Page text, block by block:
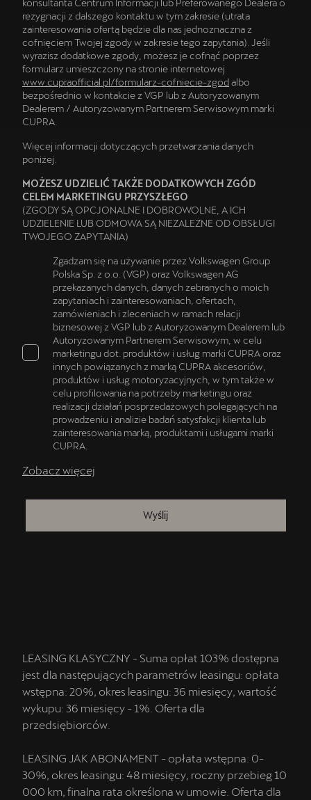
rezygnacji z dalszego kontaktu w tym zakresie (utrata
zainteresowania ofertą będzie dla nas jednoznaczna z
cofnięciem Twojej zgody w zakresie tego zapytania). Jeśli
wyrazisz dodatkowe zgody, możesz je cofnąć poprzez
formularz umieszczony na stronie internetowej
www.cupraofficial.pl/formularz-cofniecie-zgodalbo
bezpośrednio w kontakcie z VGP lub z Autoryzowanym
Dealerem / Autoryzowanym Partnerem Serwisowym marki
CUPRA.
Więcej informacji dotyczących przetwarzania danych
poniżej.
MOŻESZ UDZIELIĆ TAKŻE DODATKOWYCH ZGÓD
CELEM MARKETINGU PRZYSZŁEGO
(ZGODY SĄ OPCJONALNE I DOBROWOLNE, A ICH
UDZIELENIE LUB ODMOWA SĄ NIEZALEŻNE OD OBSŁUGI
TWOJEGO ZAPYTANIA)
Zgadzam się na używanie przez Volkswagen Group
Polska Sp. z o.o. (VGP) oraz Volkswagen AG
przekazanych danych, danych zebranych o moich
zapytaniach i zainteresowaniach, ofertach,
zamówieniach i zleceniach w ramach relacji
biznesowej z VGP lub z Autoryzowanym Dealerem lub
Autoryzowanym Partnerem Serwisowym, w celu
marketingu dot. produktów i usług marki CUPRA oraz
innych powiązanych z marką CUPRA akcesoriów,
produktów i usług motoryzacyjnych, w tym także w
celu profilowania na potrzeby marketingu oraz
realizacji działań posprzedażowych polegających na
prowadzeniu i analizie badań satysfakcji klienta lub
zainteresowania marką, produktami i usługami marki
CUPRA.
Zobacz więcej
Wyślij
LEASING KLASYCZNY - Suma opłat 103% dostępna
jest dla następujących parametrów leasingu: opłata
wstępna: 20%, okres leasingu: 36 miesięcy, wartość
wykupu: 36 miesięcy - 1%. Oferta dla
przedsiębiorców.
LEASING JAK ABONAMENT - opłata wstępna: 0-
30%, okres leasingu: 48 miesięcy, roczny przebieg 10
000 km, finalna rata określona w umowie. Oferta dla